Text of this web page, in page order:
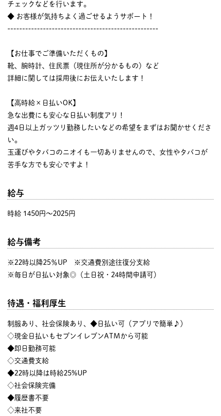
チェックなどを行います。
◆ お客様が気持ちよく過ごせるようサポート！
---------------------------------------------------
【お仕事でご準備いただくもの】
靴、腕時計、住民票（現住所が分かるもの）など
詳細に関しては採用後にお伝えいたします！
【高時給×日払いOK】
急な出費にも安心な日払い制度アリ！
週4日以上ガッツリ勤務したいなどの希望をまずはお聞かせくださ
い。
玉運びやタバコのニオイも一切ありませんので、女性やタバコが
苦手な方でも安心ですよ！
給与
時給 1450円〜2025円
給与備考
※22時以降25％UP ※交通費別途往復分支給
※毎日が日払い対象◎（土日祝・24時間申請可）
待遇・福利厚生
制服あり、社会保険あり、◆日払い可（アプリで簡単♪）
◇現金日払いもセブンイレブンATMから可能
◆即日勤務可能
◇交通費支給
◆22時以降は時給25%UP
◇社会保険完備
◆履歴書不要
◇来社不要